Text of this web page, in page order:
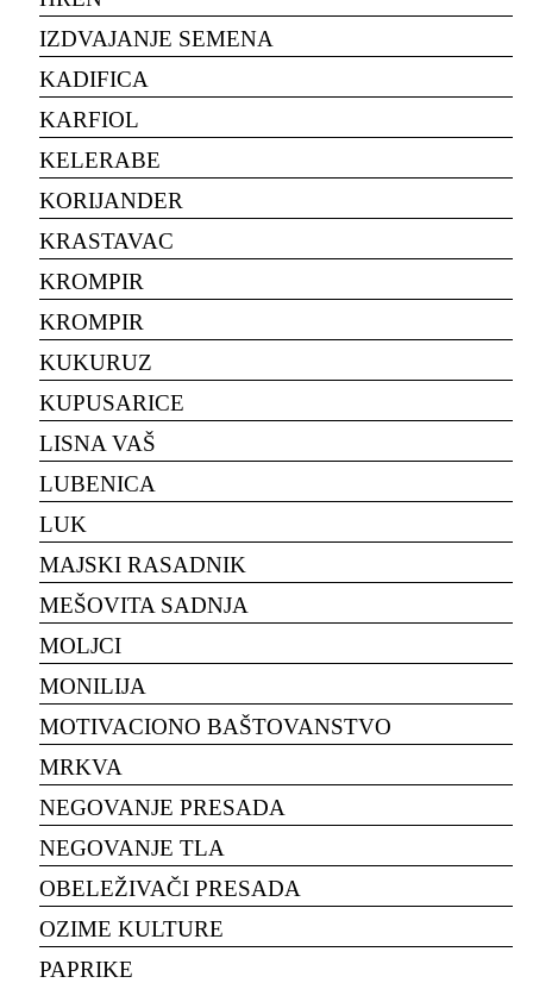
IZDVAJANJE SEMENA
KADIFICA
KARFIOL
KELERABE
KORIJANDER
KRASTAVAC
KROMPIR
KROMPIR
KUKURUZ
KUPUSARICE
LISNA VAŠ
LUBENICA
LUK
MAJSKI RASADNIK
MEŠOVITA SADNJA
MOLJCI
MONILIJA
MOTIVACIONO BAŠTOVANSTVO
MRKVA
NEGOVANJE PRESADA
NEGOVANJE TLA
OBELEŽIVAČI PRESADA
OZIME KULTURE
PAPRIKE